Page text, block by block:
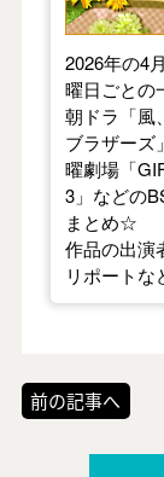
2026年の4
曜日ごとの
朝ドラ「風
ブラザーズ
曜劇場「
3」などの
まとめ☆
作品の出演
リポートな
前の記事へ